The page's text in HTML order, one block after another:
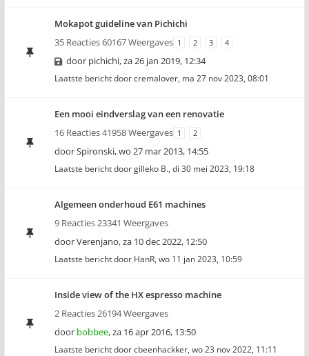
Mokapot guideline van Pichichi
35 Reacties 60167 Weergaves 1 2 3 4
door pichichi,za 26 jan 2019, 12:34
Laatste bericht doorcremalover, ma 27 nov 2023, 08:01
Een mooi eindverslag van een renovatie
16 Reacties 41958 Weergaves 1 2
doorSpironski,wo 27 mar 2013, 14:55
Laatste bericht doorgilleko B., di 30 mei 2023, 19:18
Algemeen onderhoud E61 machines
9 Reacties 23341 Weergaves
doorVerenjano,za 10 dec 2022, 12:50
Laatste bericht door HanR, wo 11 jan 2023, 10:59
Inside view of the HX espresso machine
2 Reacties 26194 Weergaves
door bobbee,za 16 apr 2016, 13:50
Laatste bericht doorcbeenhackker, wo 23 nov 2022, 11:11